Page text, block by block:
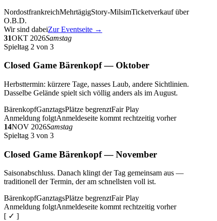
NordostfrankreichMehrtägigStory-MilsimTicketverkauf über
O.B.D.
Wir sind dabeiZur Eventseite →
31OKT 2026Samstag
Spieltag 2 von 3
Closed Game Bärenkopf — Oktober
Herbsttermin: kürzere Tage, nasses Laub, andere Sichtlinien.
Dasselbe Gelände spielt sich völlig anders als im August.
BärenkopfGanztagsPlätze begrenztFair Play
Anmeldung folgtAnmeldeseite kommt rechtzeitig vorher
14NOV 2026Samstag
Spieltag 3 von 3
Closed Game Bärenkopf — November
Saisonabschluss. Danach klingt der Tag gemeinsam aus —
traditionell der Termin, der am schnellsten voll ist.
BärenkopfGanztagsPlätze begrenztFair Play
Anmeldung folgtAnmeldeseite kommt rechtzeitig vorher
[ ✓ ]